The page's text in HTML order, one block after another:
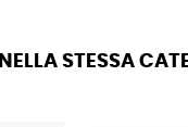
STESSA